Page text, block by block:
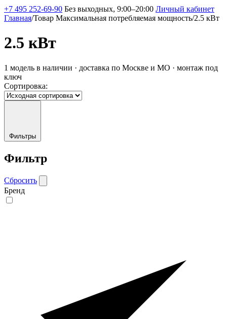
+7 495 252-69-90 Без выходных, 9:00–20:00 Личный кабинет
Главная/Товар Максимальная потребляемая мощность/2.5 кВт
2.5 кВт
1 модель в наличии · доставка по Москве и МО · монтаж под
ключ
Сортировка:
Фильтры
Фильтр
Сбросить
Бренд